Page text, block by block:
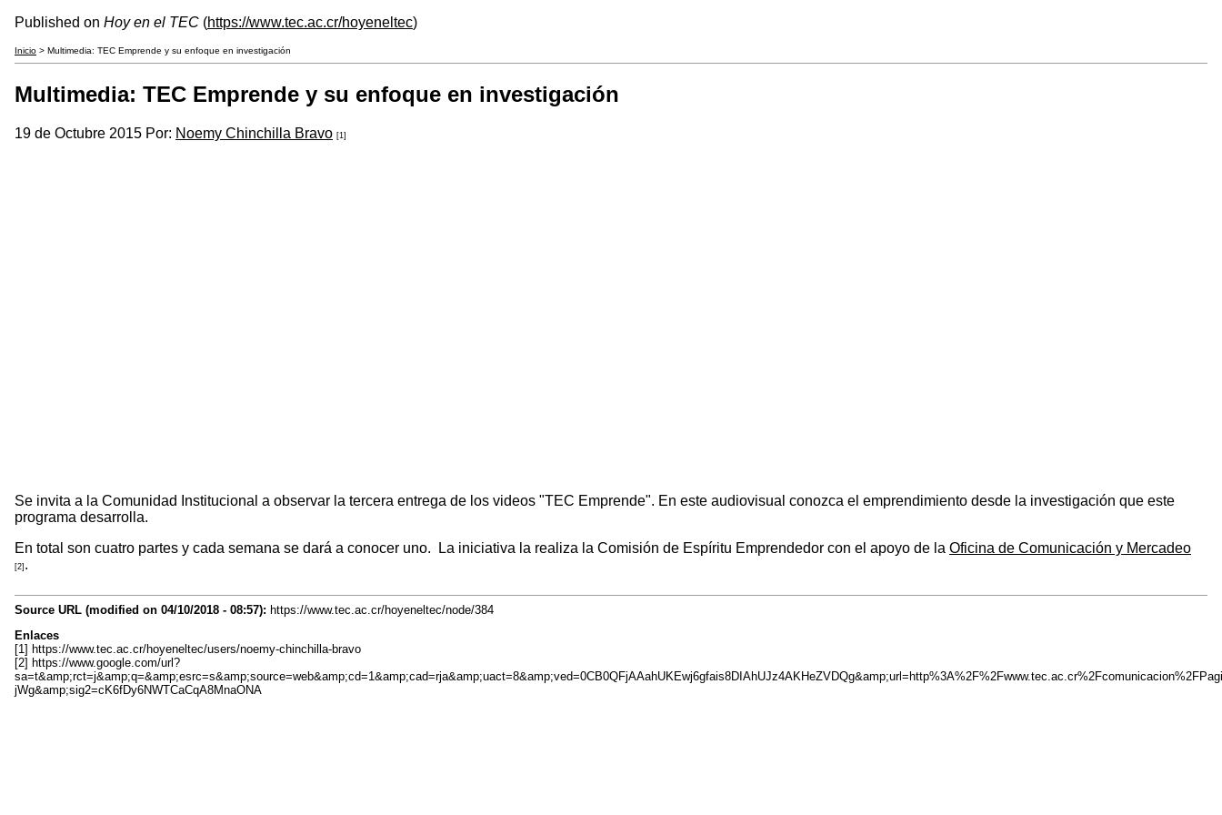
Published on Hoy en el TEC (https://www.tec.ac.cr/hoyeneltec)
Inicio > Multimedia: TEC Emprende y su enfoque en investigación
Multimedia: TEC Emprende y su enfoque en investigación
19 de Octubre 2015 Por: Noemy Chinchilla Bravo [1]
Se invita a la Comunidad Institucional a observar la tercera entrega de los videos "TEC Emprende". En este audiovisual conozca el emprendimiento desde la investigación que este
programa desarrolla.
En total son cuatro partes y cada semana se dará a conocer uno. La iniciativa la realiza la Comisión de Espíritu Emprendedor con el apoyo de la Oficina de Comunicación y Mercadeo
[2] .
Source URL (modified on 04/10/2018 - 08:57): https://www.tec.ac.cr/hoyeneltec/node/384
Enlaces
[1] https://www.tec.ac.cr/hoyeneltec/users/noemy-chinchilla-bravo
[2] https://www.google.com/url?
jWg&amp;sig2=cK6fDy6NWTCaCqA8MnaONA